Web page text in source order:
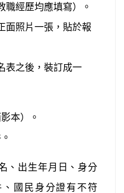
職經歷均應填寫）。
面照片一張，貼於報
表之後，裝訂成一
本）。
、出生年月日、身分
國民身分證有不符